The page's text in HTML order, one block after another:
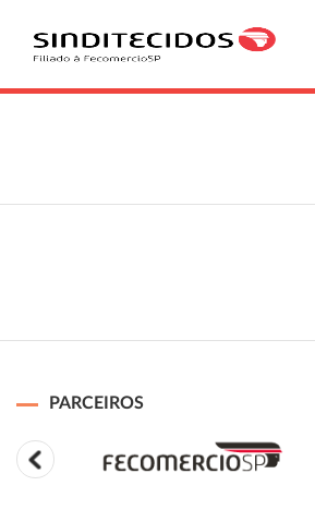
PARCEIROS